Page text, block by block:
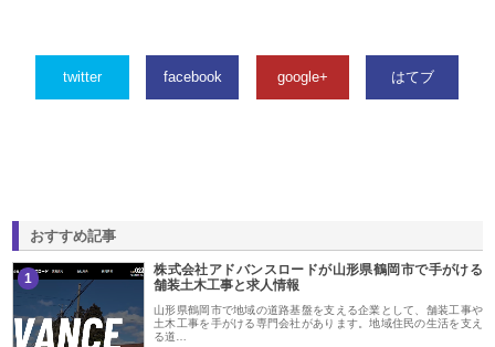
twitter facebook google+ はてブ
おすすめ記事
1
株式会社アドバンスロードが山形県鶴岡市で手がける
舗装土木工事と求人情報
山形県鶴岡市で地域の道路基盤を支える企業として、舗装工事や
土木工事を手がける専門会社があります。地域住民の生活を支え
る道…